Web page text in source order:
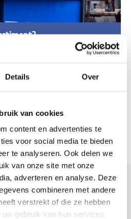
Details Over
van cookies
content en advertenties te
voor social media te bieden
te analyseren. Ook delen we
van onze site met onze
adverteren en analyse. Deze
combineren met andere
verstrekt of die ze hebben
gebruik van hun services.
heeft een hoogte van 180cm, een
gewicht van 2500kg. Hiermee